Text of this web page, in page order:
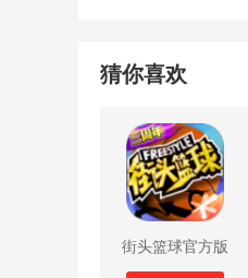
猜你喜欢
街头篮球官方版